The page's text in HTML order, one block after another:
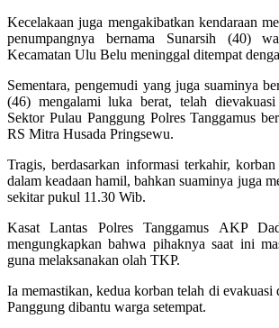
Kecelakaan juga mengakibatkan kendaraan
penumpangnya bernama Sunarsih (40)
Kecamatan Ulu Belu meninggal ditempat
Sementara, pengemudi yang juga suaminya
(46) mengalami luka berat, telah dievakuasi
Sektor Pulau Panggung Polres Tanggamus
RS Mitra Husada Pringsewu.
Tragis, berdasarkan informasi terkahir,
dalam keadaan hamil, bahkan suaminya juga
sekitar pukul 11.30 Wib.
Kasat Lantas Polres Tanggamus AKP
mengungkapkan bahwa pihaknya saat ini
guna melaksanakan olah TKP.
Ia memastikan, kedua korban telah di evakuasi
Panggung dibantu warga setempat.